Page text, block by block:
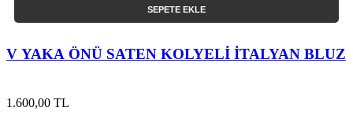
SEPETE EKLE
V YAKA ÖNÜ SATEN KOLYELİ İTALYAN BLUZ
1.600,00 TL